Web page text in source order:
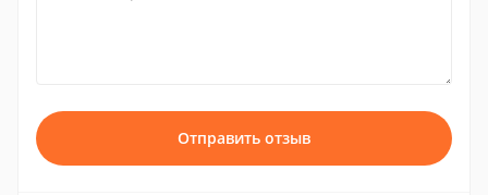
Отправить отзыв